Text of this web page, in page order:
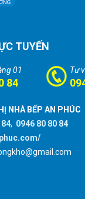
TUYẾN
01
84
Tư
NHÀ BẾP AN PHÚC
84, 0946 80 80 84